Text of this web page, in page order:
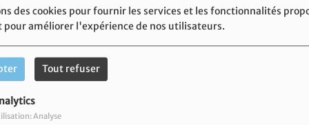
des cookies pour fournir les services et les fonctionnalités
pour améliorer l'expérience de nos utilisateurs.
Tout refuser
Analyse
Chiour du mardi.